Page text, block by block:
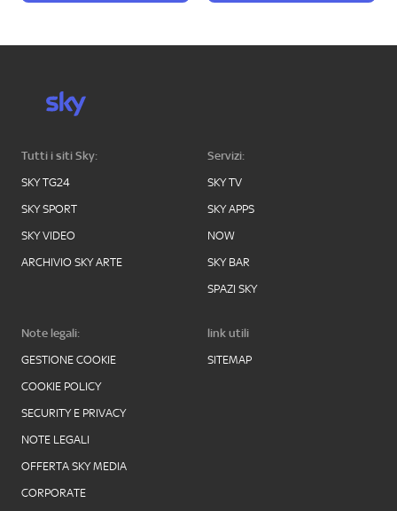
Tutti i siti Sky:
SKY TG24
SKY SPORT
SKY VIDEO
ARCHIVIO SKY ARTE
Servizi:
SKY TV
SKY APPS
NOW
SKY BAR
SPAZI SKY
Note legali:
GESTIONE COOKIE
COOKIE POLICY
SECURITY E PRIVACY
NOTE LEGALI
OFFERTA SKY MEDIA
CORPORATE
link utili
SITEMAP